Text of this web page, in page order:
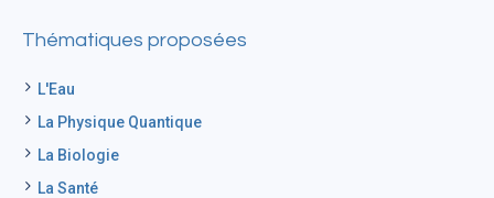
Thématiques proposées
L'Eau
La Physique Quantique
La Biologie
La Santé